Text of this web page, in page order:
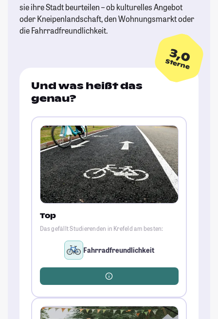
sie ihre Stadt beurteilen – ob kulturelles Angebot
oder Kneipenlandschaft, den Wohnungsmarkt oder
die Fahrradfreundlichkeit.
3,0
Sterne
Und was heißt das
genau?
Top
Das gefällt Studierenden in Krefeld am besten:
Fahrradfreundlichkeit